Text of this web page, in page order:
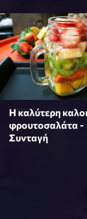
Η καλύτερη
φρουτοσαλάτα -
Συνταγή